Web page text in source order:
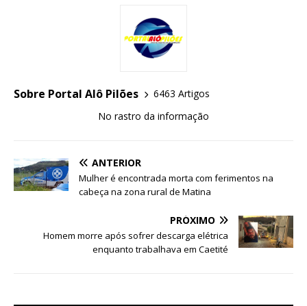
Sobre Portal Alô Pilões
6463 Artigos
No rastro da informação
ANTERIOR
Mulher é encontrada morta com ferimentos na
cabeça na zona rural de Matina
PRÓXIMO
Homem morre após sofrer descarga elétrica
enquanto trabalhava em Caetité